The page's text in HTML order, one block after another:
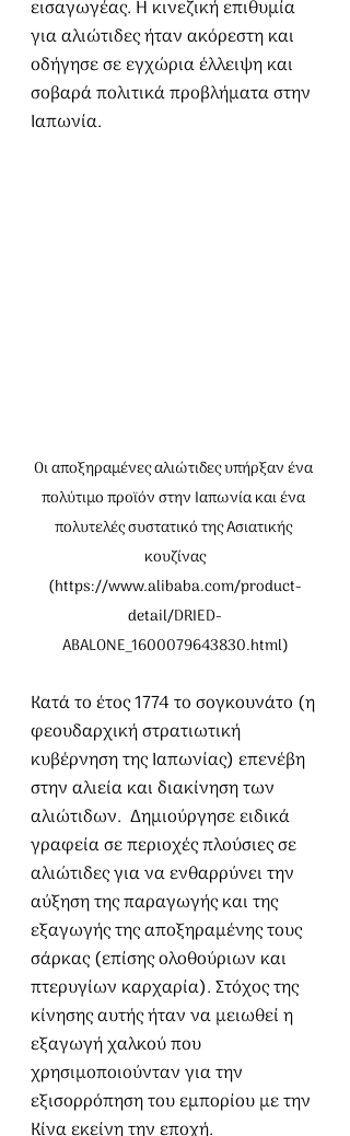
εισαγωγέας. Η κινεζική επιθυμία
για αλιώτιδες ήταν ακόρεστη και
οδήγησε σε εγχώρια έλλειψη και
σοβαρά πολιτικά προβλήματα στην
Ιαπωνία.
Οι αποξηραμένες αλιώτιδες υπήρξαν ένα
πολύτιμο προϊόν στην Ιαπωνία και ένα
πολυτελές συστατικό της Ασιατικής
κουζίνας
(https://www.alibaba.com/product-
detail/DRIED-
ABALONE_1600079643830.html)
Κατά το έτος 1774 το σογκουνάτο (η
φεουδαρχική στρατιωτική
κυβέρνηση της Ιαπωνίας) επενέβη
στην αλιεία και διακίνηση των
αλιώτιδων.  Δημιούργησε ειδικά
γραφεία σε περιοχές πλούσιες σε
αλιώτιδες για να ενθαρρύνει την
αύξηση της παραγωγής και της
εξαγωγής της αποξηραμένης τους
σάρκας (επίσης ολοθούριων και
πτερυγίων καρχαρία). Στόχος της
κίνησης αυτής ήταν να μειωθεί η
εξαγωγή χαλκού που
χρησιμοποιούνταν για την
εξισορρόπηση του εμπορίου με την